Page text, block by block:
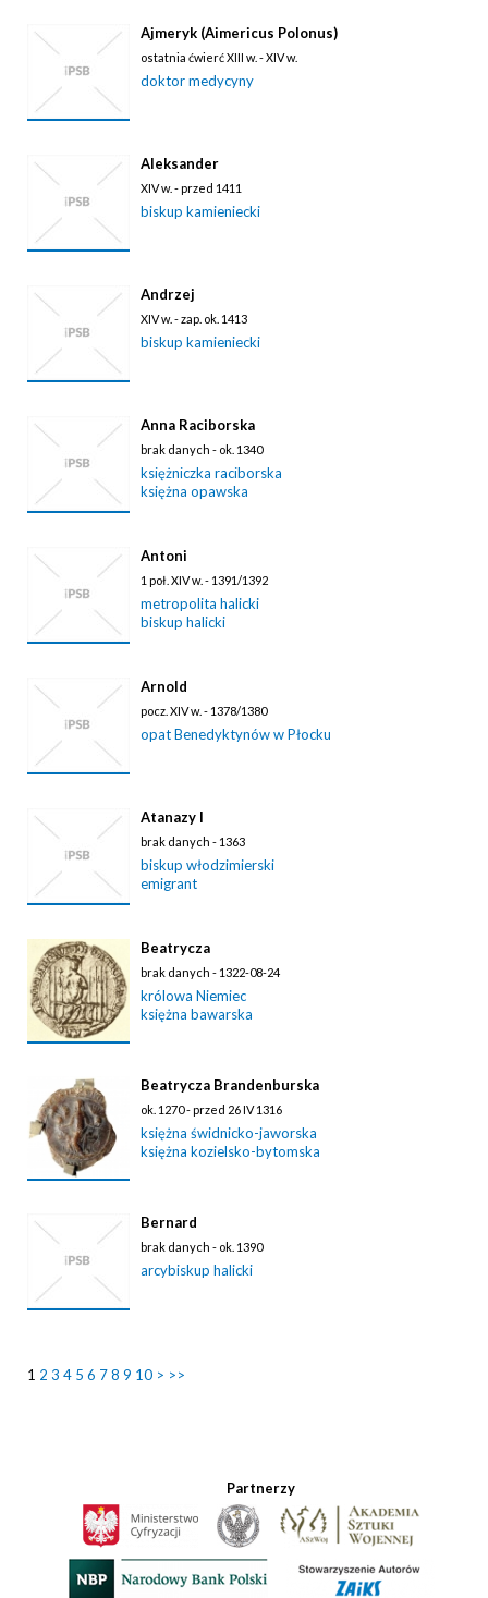
Ajmeryk (Aimericus Polonus)
ostatnia ćwierć XIII w. - XIV w.
doktor medycyny
Aleksander
XIV w. - przed 1411
biskup kamieniecki
Andrzej
XIV w. - zap. ok. 1413
biskup kamieniecki
Anna Raciborska
brak danych - ok. 1340
księżniczka raciborska
księżna opawska
Antoni
1 poł. XIV w. - 1391/1392
metropolita halicki
biskup halicki
Arnold
pocz. XIV w. - 1378/1380
opat Benedyktynów w Płocku
Atanazy I
brak danych - 1363
biskup włodzimierski
emigrant
Beatrycza
brak danych - 1322-08-24
królowa Niemiec
księżna bawarska
Beatrycza Brandenburska
ok. 1270 - przed 26 IV 1316
księżna świdnicko-jaworska
księżna kozielsko-bytomska
Bernard
brak danych - ok. 1390
arcybiskup halicki
1 2 3 4 5 6 78 9 10 > >>
Partnerzy